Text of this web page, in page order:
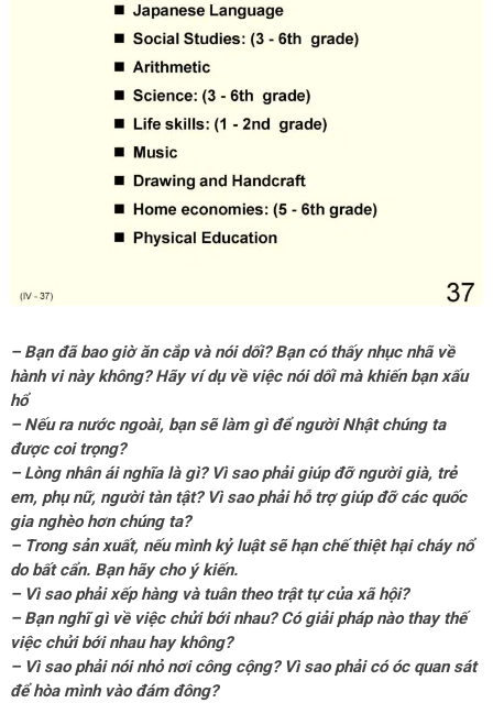
– Bạn đã bao giờ ăn cắp và nói dối? Bạn có thấy nhục nhã về
hành vi này không? Hãy ví dụ về việc nói dối mà khiến bạn xấu
hổ
– Nếu ra nước ngoài, bạn sẽ làm gì để người Nhật chúng ta
được coi trọng?
– Lòng nhân ái nghĩa là gì? Vì sao phải giúp đỡ người già, trẻ
em, phụ nữ, người tàn tật? Vì sao phải hỗ trợ giúp đỡ các quốc
gia nghèo hơn chúng ta?
– Trong sản xuất, nếu mình kỷ luật sẽ hạn chế thiệt hại cháy nổ
do bất cẩn. Bạn hãy cho ý kiến.
– Vì sao phải xếp hàng và tuân theo trật tự của xã hội?
– Bạn nghĩ gì về việc chửi bới nhau? Có giải pháp nào thay thế
việc chửi bới nhau hay không?
– Vì sao phải nói nhỏ nơi công cộng? Vì sao phải có óc quan sát
để hòa mình vào đám đông?